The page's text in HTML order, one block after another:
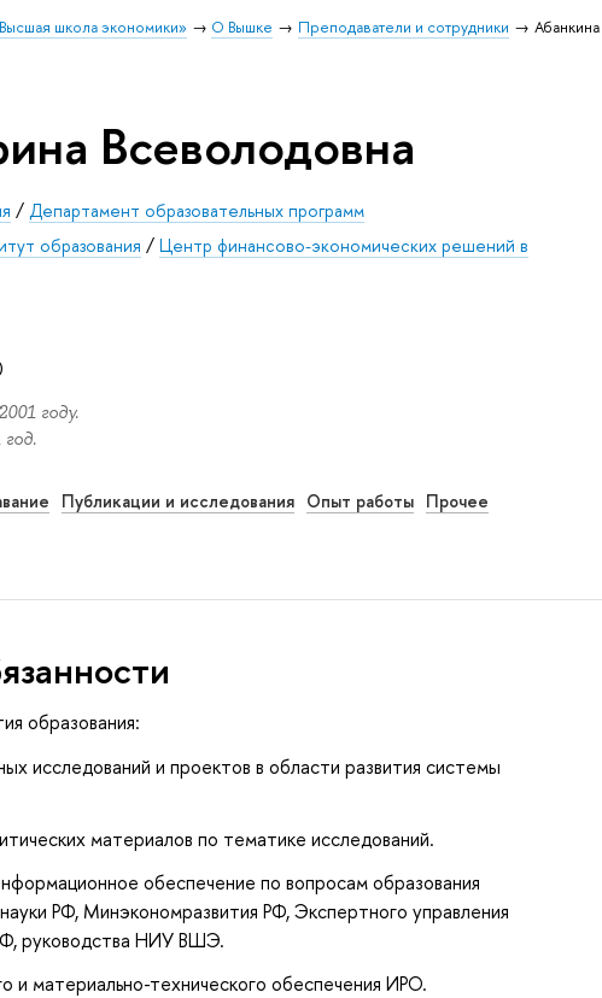
школа экономики» О Вышке Преподаватели и сотрудники
Всеволодовна
/ Департамент образовательных программ
образования /Центр финансово-экономических решений в
году.
Публикации и исследования Опыт работы Прочее
образования:
исследований и проектов в области развития системы
материалов по тематике исследований.
обеспечение по вопросам образования
РФ, Минэкономразвития РФ, Экспертного управления
руководства НИУ ВШЭ.
и материально-технического обеспечения ИРО.